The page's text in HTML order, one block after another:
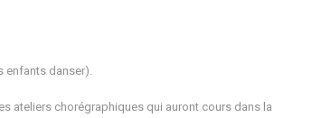
enfants danser).
ateliers chorégraphiques qui auront cours dans la